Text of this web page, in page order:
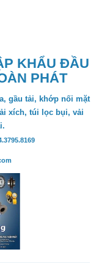
KHẨU ĐẦU
PHÁT
gầu tải, khớp nối mặt
xích, túi lọc bụi, vải